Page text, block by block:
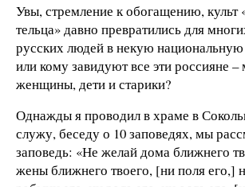
Увы, стремление к обогащению, культ
тельца» давно превратились для
русских людей в некую
или кому завидуют все эти россияне
женщины, дети и старики?
Однажды я проводил в храме в
служу, беседу о 10 заповедях, мы
заповедь: «Не желай дома ближнего
жены ближнего твоего, [ни поля его,]